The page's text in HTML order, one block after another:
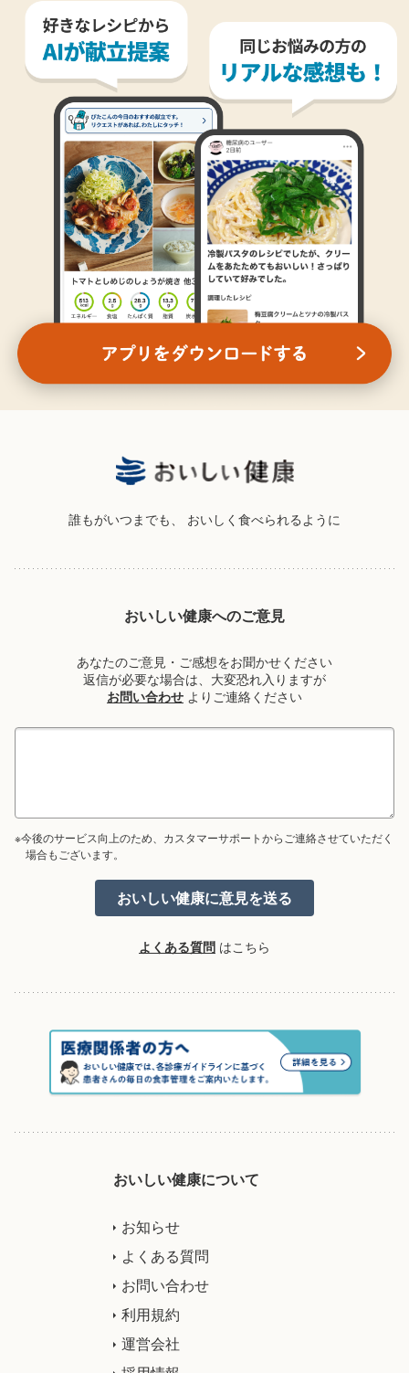
誰もがいつまでも、 おいしく食べられるように
おいしい健康へのご意見
あなたのご意見・ご感想をお聞かせください
返信が必要な場合は、大変恐れ入りますが
お問い合わせ よりご連絡ください
※今後のサービス向上のため、カスタマーサポートからご連絡させていただく
場合もございます。
よくある質問 はこちら
おいしい健康について
お知らせ
よくある質問
お問い合わせ
利用規約
運営会社